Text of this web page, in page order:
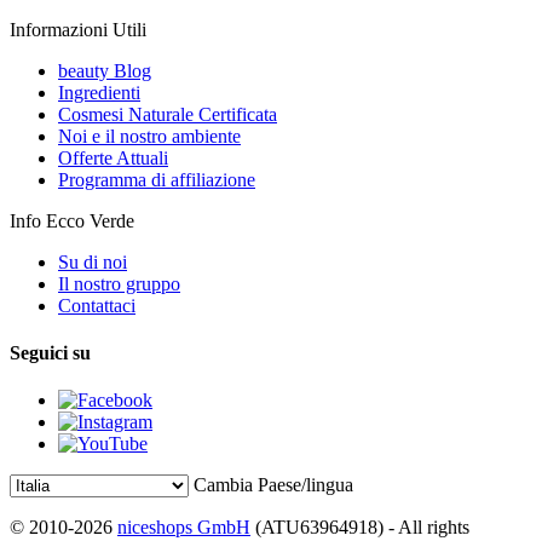
Informazioni Utili
beauty Blog
Ingredienti
Cosmesi Naturale Certificata
Noi e il nostro ambiente
Offerte Attuali
Programma di affiliazione
Info Ecco Verde
Su di noi
Il nostro gruppo
Contattaci
Seguici su
Cambia Paese/lingua
© 2010-2026 niceshops GmbH (ATU63964918) - All rights